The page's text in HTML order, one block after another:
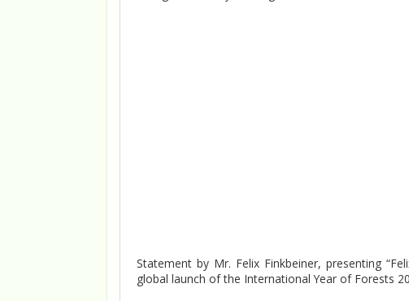
Statement by Mr. Felix Finkbeiner, presenting
global launch of the International Year of Forests